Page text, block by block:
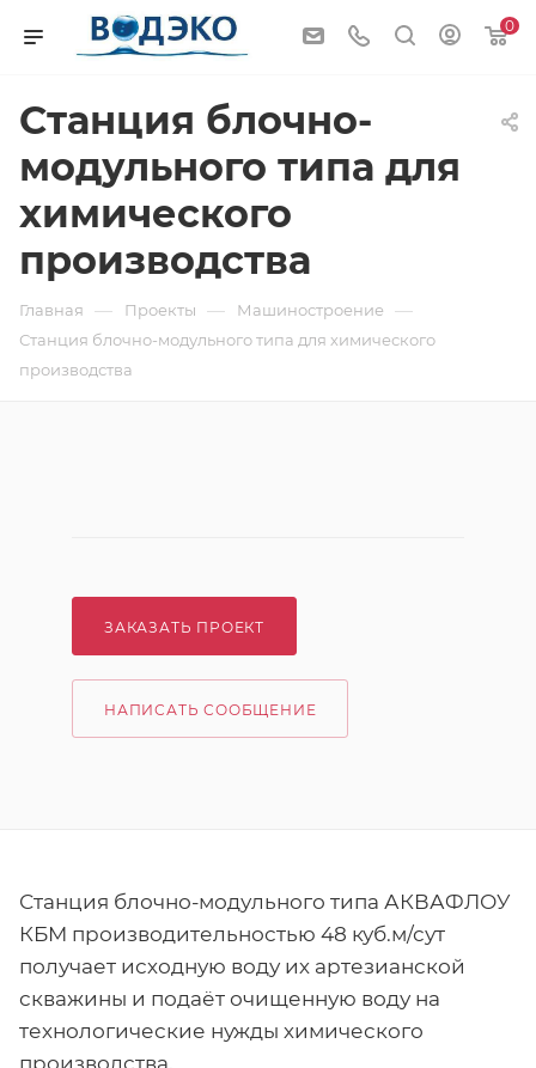
0
Станция блочно-
модульного типа для
химического
производства
Главная — Проекты — Машиностроение —
Станция блочно-модульного типа для химического
производства
ЗАКАЗАТЬ ПРОЕКТ
НАПИСАТЬ СООБЩЕНИЕ
Станция блочно-модульного типа АКВАФЛОУ
КБМ производительностью 48 куб.м/сут
получает исходную воду их артезианской
скважины и подаёт очищенную воду на
технологические нужды химического